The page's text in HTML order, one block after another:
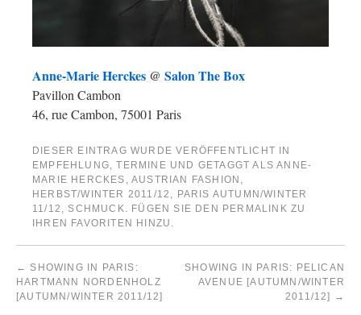
Anne-Marie Herckes @ Salon The Box
Pavillon Cambon
46, rue Cambon, 75001 Paris
DIESER EINTRAG WURDE VERÖFFENTLICHT IN
EMPFEHLUNG,TERMINE UND GETAGGT ALSANNE-
MARIE HERCKES ,AUSTRIAN FASHION ,
HERBST/WINTER 2011/12 , PARIS AUTUMN/WINTER
11/12 , SCHMUCK. FÜGEN SIE DEN PERMALINK ZU
IHREN FAVORITEN HINZU.
← SHOWING IN PARIS:
HARTMANN NORDENHOLZ
[AUTUMN/WINTER 2011/12]
SHOWING IN PARIS: PELICAN
AVENUE [AUTUMN/WINTER
2011/12]
→